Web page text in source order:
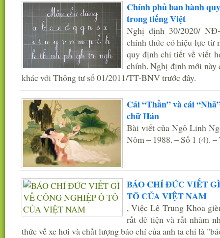
Chính phủ ban hành
trong tiếng Việt
Nghị định 30/2020/
chính thức có hiệu lực từ
quy định chi tiết về viết
chính. Nghị định mới này
khác với Thông tư số 01/2011/TT-BNV trước đây.
Cái “Thần” và cái
chữ Hán
Bài viết của Ngô Linh
Nôm – 1988. – Số 1 (4). –
BÁO CHÍ ĐỨC VIẾT
TÔ CỦA VIỆT NAM
, Việc Lê Trung Khoa
rất đê tiện và rất nhảm
thức về xe hơi và chất lượng báo chí của anh ta chỉ là